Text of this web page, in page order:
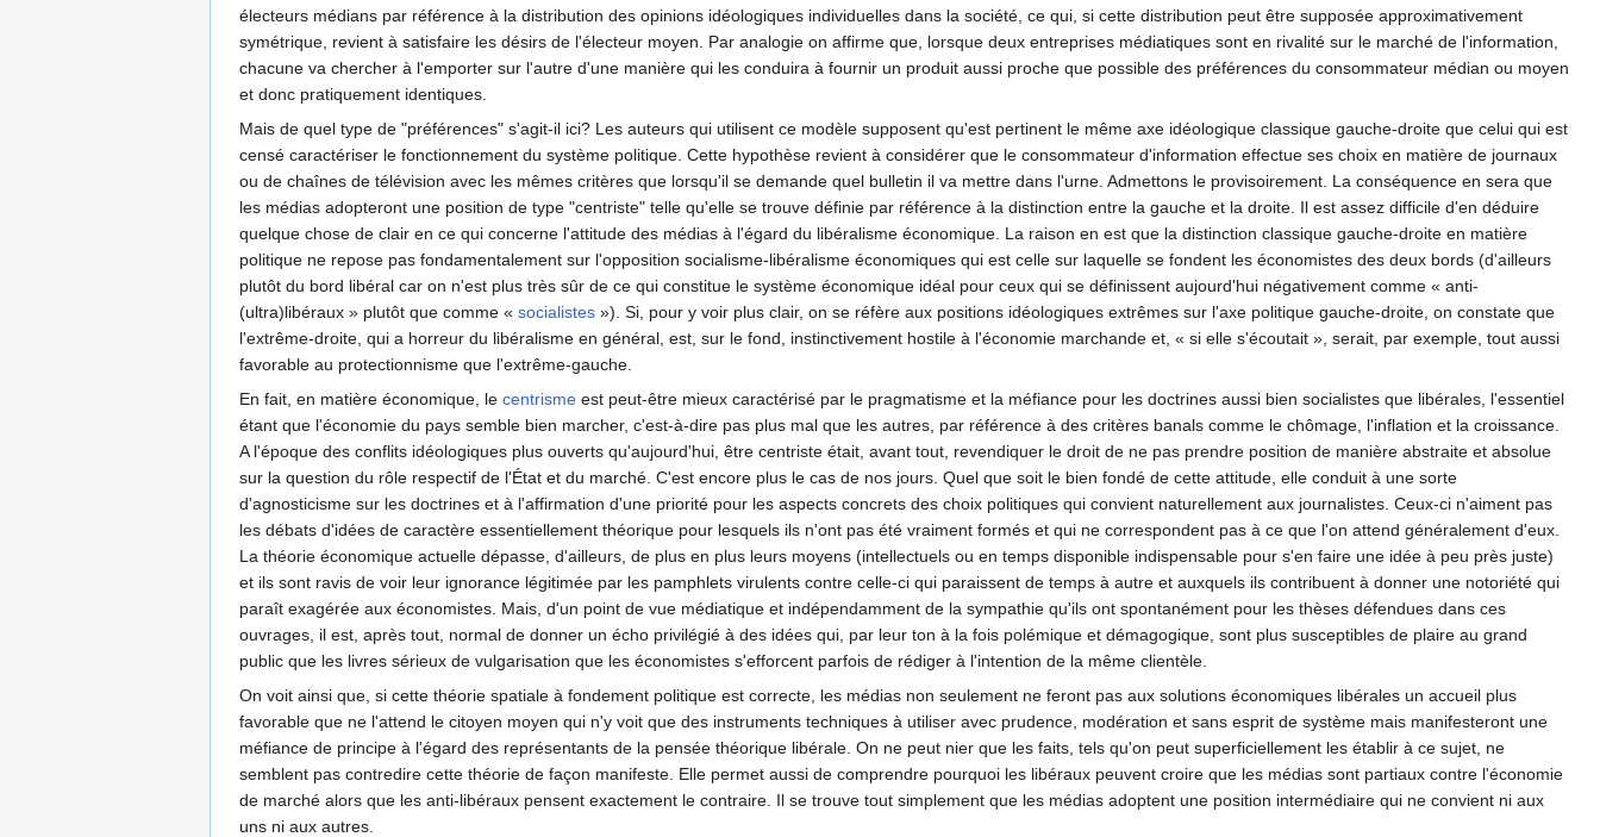
électeurs médians par référence à la distribution des opinions idéologiques individuelles dans la société, ce qui, si cette distribution peut être supposée approximativement
symétrique, revient à satisfaire les désirs de l'électeur moyen. Par analogie on affirme que, lorsque deux entreprises médiatiques sont en rivalité sur le marché de l'information,
chacune va chercher à l'emporter sur l'autre d'une manière qui les conduira à fournir un produit aussi proche que possible des préférences du consommateur médian ou moyen
et donc pratiquement identiques.
Mais de quel type de "préférences" s'agit-il ici? Les auteurs qui utilisent ce modèle supposent qu'est pertinent le même axe idéologique classique gauche-droite que celui qui est
censé caractériser le fonctionnement du système politique. Cette hypothèse revient à considérer que le consommateur d'information effectue ses choix en matière de journaux
ou de chaînes de télévision avec les mêmes critères que lorsqu'il se demande quel bulletin il va mettre dans l'urne. Admettons le provisoirement. La conséquence en sera que
les médias adopteront une position de type "centriste" telle qu'elle se trouve définie par référence à la distinction entre la gauche et la droite. Il est assez difficile d'en déduire
quelque chose de clair en ce qui concerne l'attitude des médias à l'égard du libéralisme économique. La raison en est que la distinction classique gauche-droite en matière
politique ne repose pas fondamentalement sur l'opposition socialisme-libéralisme économiques qui est celle sur laquelle se fondent les économistes des deux bords (d'ailleurs
plutôt du bord libéral car on n'est plus très sûr de ce qui constitue le système économique idéal pour ceux qui se définissent aujourd'hui négativement comme « anti-
(ultra)libéraux » plutôt que comme « socialistes »). Si, pour y voir plus clair, on se réfère aux positions idéologiques extrêmes sur l'axe politique gauche-droite, on constate que
l'extrême-droite, qui a horreur du libéralisme en général, est, sur le fond, instinctivement hostile à l'économie marchande et, « si elle s'écoutait », serait, par exemple, tout aussi
favorable au protectionnisme que l'extrême-gauche.
En fait, en matière économique, le centrisme est peut-être mieux caractérisé par le pragmatisme et la méfiance pour les doctrines aussi bien socialistes que libérales, l'essentiel
étant que l'économie du pays semble bien marcher, c'est-à-dire pas plus mal que les autres, par référence à des critères banals comme le chômage, l'inflation et la croissance.
A l'époque des conflits idéologiques plus ouverts qu'aujourd'hui, être centriste était, avant tout, revendiquer le droit de ne pas prendre position de manière abstraite et absolue
sur la question du rôle respectif de l'État et du marché. C'est encore plus le cas de nos jours. Quel que soit le bien fondé de cette attitude, elle conduit à une sorte
d'agnosticisme sur les doctrines et à l'affirmation d'une priorité pour les aspects concrets des choix politiques qui convient naturellement aux journalistes. Ceux-ci n'aiment pas
les débats d'idées de caractère essentiellement théorique pour lesquels ils n'ont pas été vraiment formés et qui ne correspondent pas à ce que l'on attend généralement d'eux.
La théorie économique actuelle dépasse, d'ailleurs, de plus en plus leurs moyens (intellectuels ou en temps disponible indispensable pour s'en faire une idée à peu près juste)
et ils sont ravis de voir leur ignorance légitimée par les pamphlets virulents contre celle-ci qui paraissent de temps à autre et auxquels ils contribuent à donner une notoriété qui
paraît exagérée aux économistes. Mais, d'un point de vue médiatique et indépendamment de la sympathie qu'ils ont spontanément pour les thèses défendues dans ces
ouvrages, il est, après tout, normal de donner un écho privilégié à des idées qui, par leur ton à la fois polémique et démagogique, sont plus susceptibles de plaire au grand
public que les livres sérieux de vulgarisation que les économistes s'efforcent parfois de rédiger à l'intention de la même clientèle.
On voit ainsi que, si cette théorie spatiale à fondement politique est correcte, les médias non seulement ne feront pas aux solutions économiques libérales un accueil plus
favorable que ne l'attend le citoyen moyen qui n'y voit que des instruments techniques à utiliser avec prudence, modération et sans esprit de système mais manifesteront une
méfiance de principe à l'égard des représentants de la pensée théorique libérale. On ne peut nier que les faits, tels qu'on peut superficiellement les établir à ce sujet, ne
semblent pas contredire cette théorie de façon manifeste. Elle permet aussi de comprendre pourquoi les libéraux peuvent croire que les médias sont partiaux contre l'économie
de marché alors que les anti-libéraux pensent exactement le contraire. Il se trouve tout simplement que les médias adoptent une position intermédiaire qui ne convient ni aux
uns ni aux autres.